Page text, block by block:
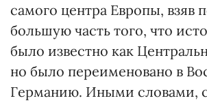
самого центра Европы, взяв
большую часть того, что
было известно как
но было переименовано в
Германию. Иными словами,